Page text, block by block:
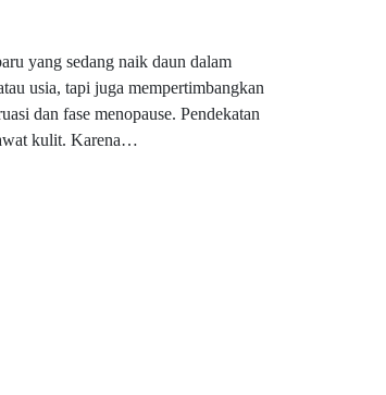
yang sedang naik daun dalam
usia, tapi juga mempertimbangkan
dan fase menopause. Pendekatan
kulit. Karena…